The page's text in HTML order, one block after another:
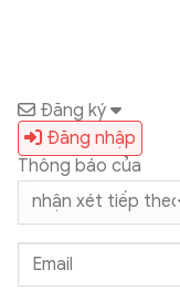
Đăng ký
Đăng nhập
Thông báo của